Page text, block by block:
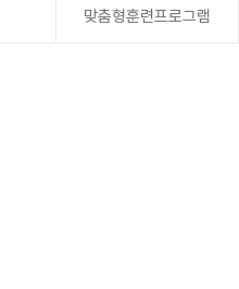
맞춤형훈련프로그램